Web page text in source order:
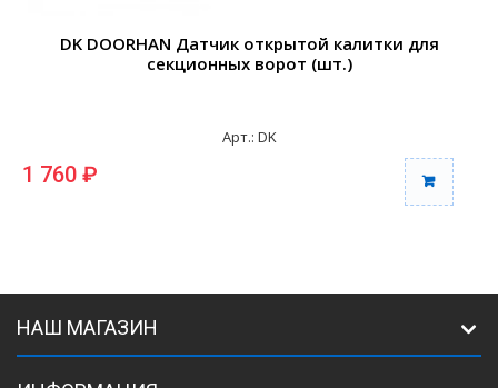
DK DOORHAN Датчик открытой калитки для
секционных ворот (шт.)
Арт.: DK
1 760 ₽
НАШ МАГАЗИН